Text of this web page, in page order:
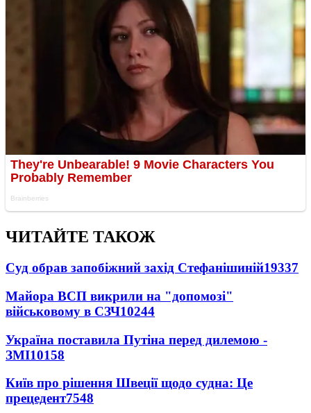
ЧИТАЙТЕ ТАКОЖ
Суд обрав запобіжний захід Стефанішиній19337
Майора ВСП викрили на "допомозі"
військовому в СЗЧ10244
Україна поставила Путіна перед дилемою -
ЗМІ10158
Київ про рішення Швеції щодо судна: Це
прецедент7548